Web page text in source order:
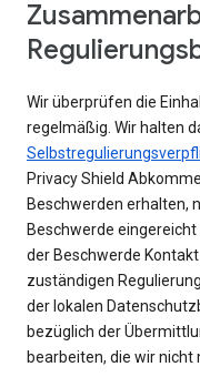
Wir überprüfen die
regelmäßig. Wir halten
Privacy Shield
Beschwerden erhalten,
Beschwerde
der Beschwerde
zuständigen
der lokalen
bezüglich der
bearbeiten, die wir